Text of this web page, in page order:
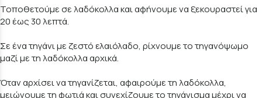
Τοποθετούμε σε λαδόκολλα και αφήνουμε να ξεκουραστεί για
20 έως 30 λεπτά.
Σε ένα τηγάνι με ζεστό ελαιόλαδο, ρίχνουμε το τηγανόψωμο
μαζί με τη λαδόκολλα αρχικά.
Όταν αρχίσει να τηγανίζεται, αφαιρούμε τη λαδόκολλα,
μειώνουμε τη φωτιά και συνεχίζουμε το τηγάνισμα μέχρι να